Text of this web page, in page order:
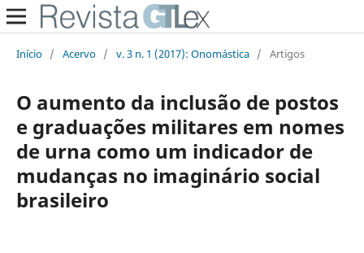
Início / Acervo / v. 3 n. 1 (2017): Onomástica / Artigos
O aumento da inclusão de postos
e graduações militares em nomes
de urna como um indicador de
mudanças no imaginário social
brasileiro